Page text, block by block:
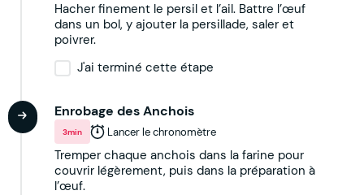
Hacher finement le persil et l’ail. Battre l’œuf
dans un bol, y ajouter la persillade, saler et
poivrer.
J'ai terminé cette étape
Enrobage des Anchois
3min Lancer le chronomètre
Tremper chaque anchois dans la farine pour
couvrir légèrement, puis dans la préparation à
l’œuf.